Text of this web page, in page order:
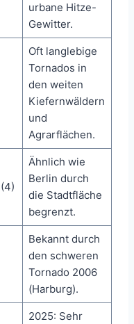
urbane Hitze-
Gewitter.
Oft langlebige
Tornados in
den weiten
Kiefernwäldern
und
Agrarflächen.
Ähnlich wie
Berlin durch
die Stadtfläche
begrenzt.
Bekannt durch
den schweren
Tornado 2006
(Harburg).
2025: Sehr